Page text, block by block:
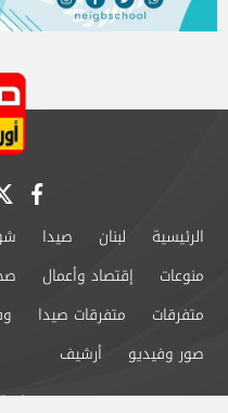
الرئيسية لبنان صيدا
منوعات
إقتصاد وأعمال
متفرقات
متفرقات صيدا
صور وفيديو
أرشيف
من نحن